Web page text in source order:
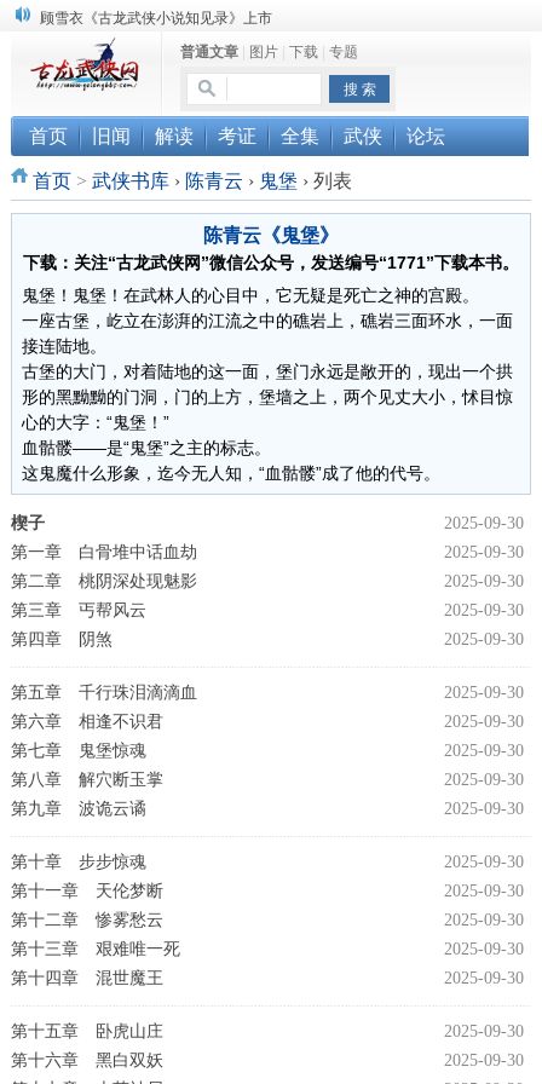
顾雪衣《古龙武侠小说知见录》上市
“武侠书库”查缺补漏活动圆满结束
《古龙小说原貌探究》修订版已上市
普通文章| 图片| 下载| 专题
首页 旧闻 解读 考证 全集 武侠 论坛
首页> 武侠书库 › 陈青云 › 鬼堡 ›列表
陈青云《鬼堡》
下载：关注“古龙武侠网”微信公众号，发送编号“1771”下载本书。
鬼堡！鬼堡！在武林人的心目中，它无疑是死亡之神的宫殿。
一座古堡，屹立在澎湃的江流之中的礁岩上，礁岩三面环水，一面
接连陆地。
古堡的大门，对着陆地的这一面，堡门永远是敞开的，现出一个拱
形的黑黝黝的门洞，门的上方，堡墙之上，两个见丈大小，怵目惊
心的大字：“鬼堡！”
血骷髅——是“鬼堡”之主的标志。
这鬼魔什么形象，迄今无人知，“血骷髅”成了他的代号。
2025-09-30
楔子
2025-09-30
第一章 白骨堆中话血劫
2025-09-30
第二章 桃阴深处现魅影
2025-09-30
第三章 丐帮风云
2025-09-30
第四章 阴煞
2025-09-30
第五章 千行珠泪滴滴血
2025-09-30
第六章 相逢不识君
2025-09-30
第七章 鬼堡惊魂
2025-09-30
第八章 解穴断玉掌
2025-09-30
第九章 波诡云谲
2025-09-30
第十章 步步惊魂
2025-09-30
第十一章 天伦梦断
2025-09-30
第十二章 惨雾愁云
2025-09-30
第十三章 艰难唯一死
2025-09-30
第十四章 混世魔王
2025-09-30
第十五章 卧虎山庄
2025-09-30
第十六章 黑白双妖